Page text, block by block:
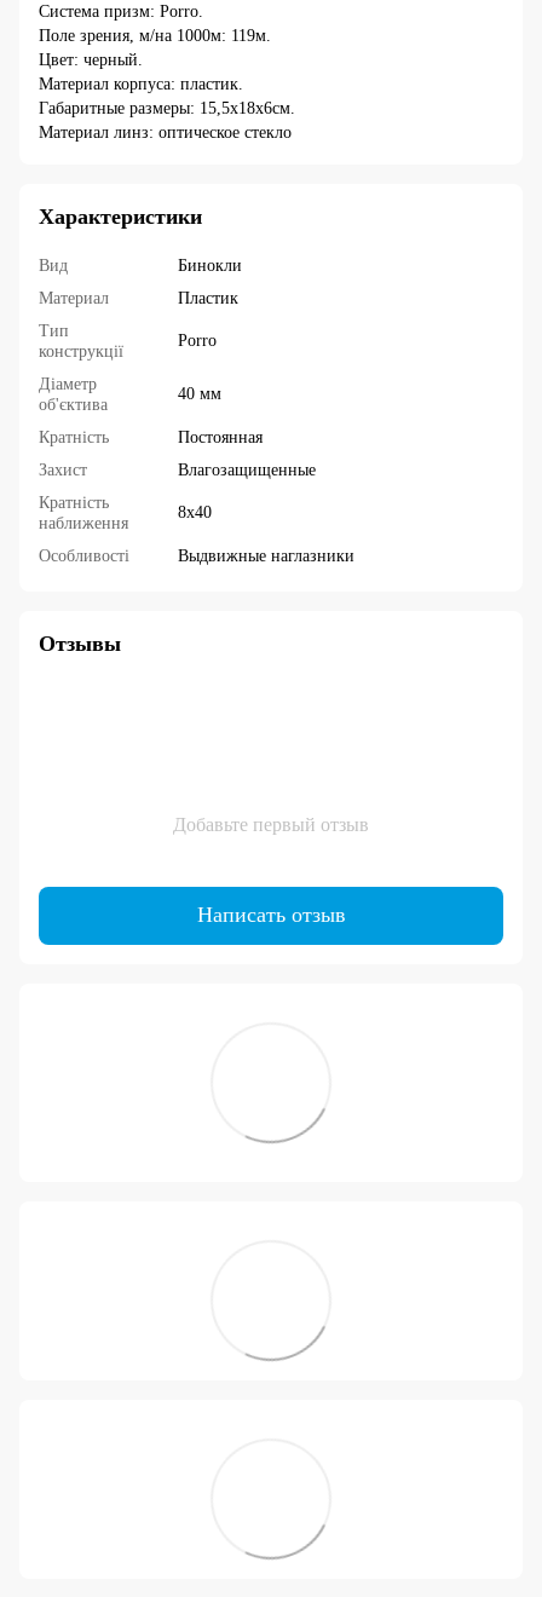
Система призм: Porro.
Поле зрения, м/на 1000м: 119м.
Цвет: черный.
Материал корпуса: пластик.
Габаритные размеры: 15,5x18x6см.
Материал линз: оптическое стекло
Характеристики
Вид
Бинокли
Материал
Пластик
Тип
конструкції
Porro
Діаметр
об'єктива
40 мм
Кратність
Постоянная
Захист
Влагозащищенные
Кратність
наближення
8х40
Особливості Выдвижные наглазники
Отзывы
Добавьте первый отзыв
Написать отзыв